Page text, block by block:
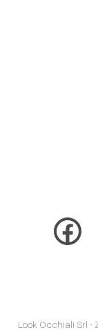
Look Occhiali Srl -